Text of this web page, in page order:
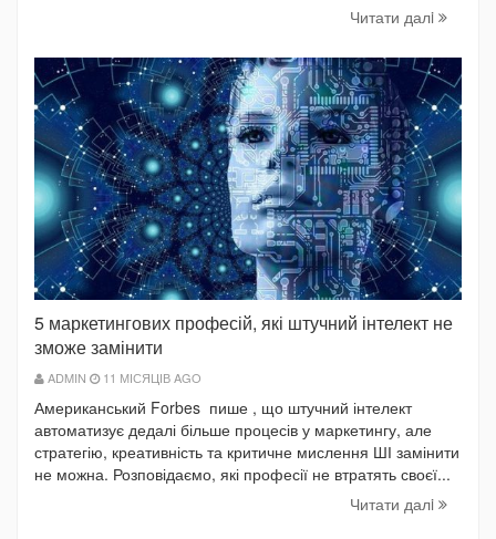
Читати далi
5 маркетингових професій, які штучний інтелект не
зможе замінити
ADMIN 11 МІСЯЦІВ AGO
Американський Forbes пише , що штучний інтелект
автоматизує дедалі більше процесів у маркетингу, але
стратегію, креативність та критичне мислення ШІ замінити
не можна. Розповідаємо, які професії не втратять своєї...
Читати далi